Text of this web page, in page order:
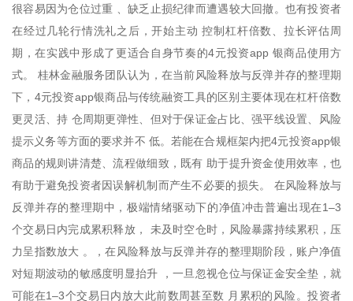
很容易因为仓位过重 、缺乏止损纪律而遭遇较大回撤。也有投资者
在经过几轮行情洗礼之后，开始主动 控制杠杆倍数、拉长评估周
期，在实践中形成了更适合自身节奏的4元投资app 银商品使用方
式。 桂林金融服务团队认为，在当前风险释放与反弹并存的整理期
下，4元投资app银商品与传统融资工具的区别主要体现在杠杆倍数
更灵活、持 仓周期更弹性、但对于保证金占比、强平线设置、风险
提示义务等方面的要求并不 低。若能在合规框架内把4元投资app银
商品的规则讲清楚、流程做细致，既有 助于提升资金使用效率，也
有助于避免投资者因误解机制而产生不必要的损失。 在风险释放与
反弹并存的整理期中，极端情绪驱动下的净值冲击普遍出现在1–3
个交易日内完成累积释放， 未及时空仓时，风险暴露持续累积，压
力呈指数放大 。，在风险释放与反弹并存的整理期阶段，账户净值
对短期波动的敏感度明显抬升 ，一旦忽视仓位与保证金安全垫，就
可能在1–3个交易日内放大此前数周甚至数 月累积的风险。投资者